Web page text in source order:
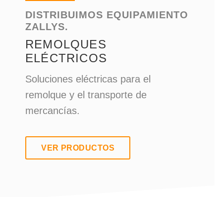
DISTRIBUIMOS EQUIPAMIENTO
ZALLYS.
REMOLQUES
ELÉCTRICOS
Soluciones eléctricas para el
remolque y el transporte de
mercancías.
VER PRODUCTOS